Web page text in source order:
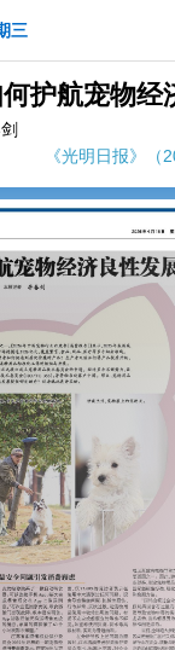
三
护航宠物经
《光明日报》（